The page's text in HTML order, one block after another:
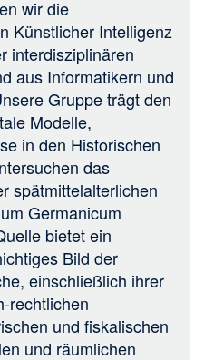
wir die
Künstlicher Intelligenz
interdisziplinären
aus Informatikern und
Gruppe trägt den
Modelle,
in den Historischen
das
spätmittelalterlichen
Germanicum
bietet ein
Bild der
einschließlich ihrer
rechtlichen
und fiskalischen
und räumlichen